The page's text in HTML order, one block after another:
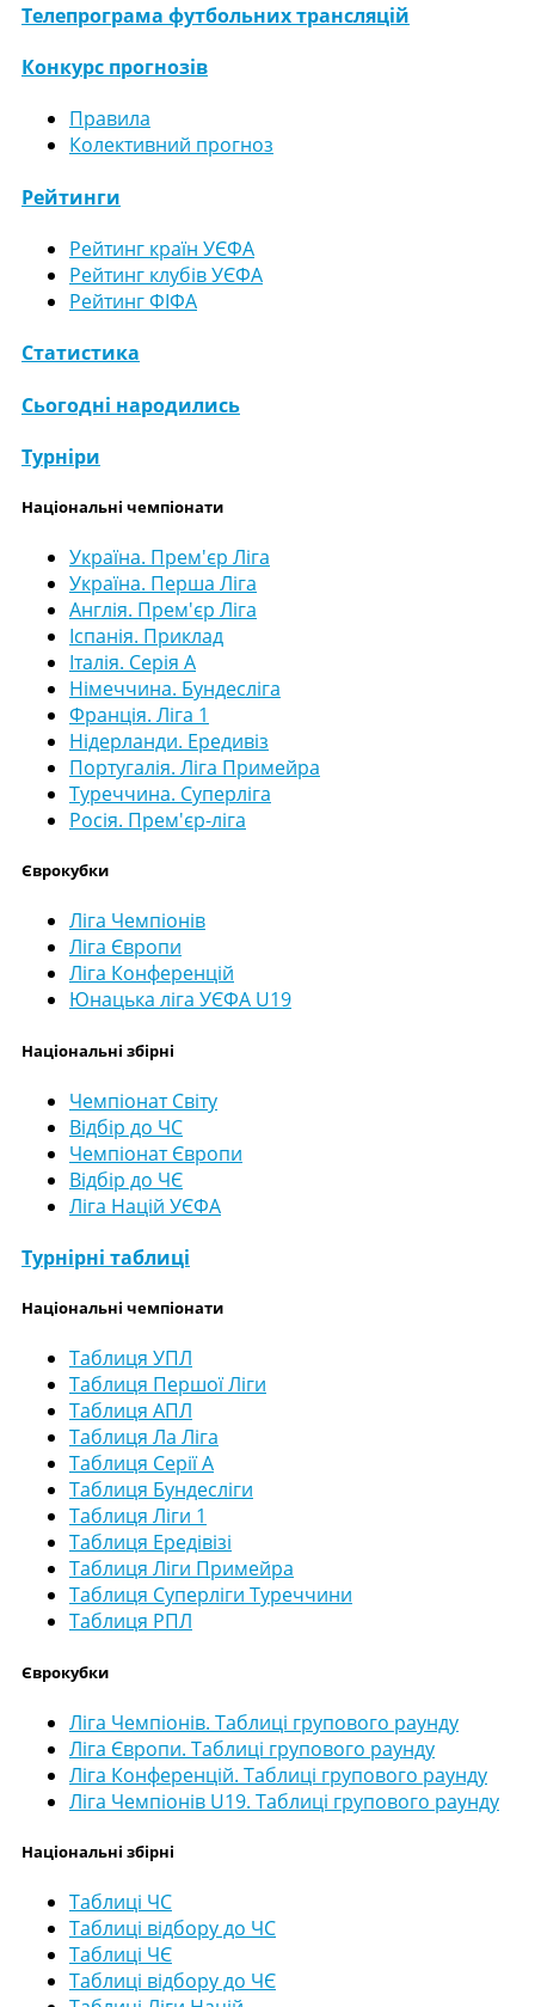
Телепрограма футбольних трансляцій
Конкурс прогнозів
Правила
Колективний прогноз
Рейтинги
Рейтинг країн УЄФА
Рейтинг клубів УЄФА
Рейтинг ФІФА
Статистика
Сьогодні народились
Турніри
Національні чемпіонати
Україна. Прем'єр Ліга
Україна. Перша Ліга
Англія. Прем'єр Ліга
Іспанія. Приклад
Італія. Серія А
Німеччина. Бундесліга
Франція. Ліга 1
Нідерланди. Ередивіз
Португалія. Ліга Примейра
Туреччина. Суперліга
Росія. Прем'єр-ліга
Єврокубки
Ліга Чемпіонів
Ліга Європи
Ліга Конференцій
Юнацька ліга УЄФА U19
Національні збірні
Чемпіонат Світу
Відбір до ЧС
Чемпіонат Європи
Відбір до ЧЄ
Ліга Націй УЄФА
Турнірні таблиці
Національні чемпіонати
Таблиця УПЛ
Таблиця Першої Ліги
Таблиця АПЛ
Таблиця Ла Ліга
Таблиця Серії А
Таблиця Бундесліги
Таблиця Ліги 1
Таблиця Ередівізі
Таблиця Ліги Примейра
Таблиця Суперліги Туреччини
Таблиця РПЛ
Єврокубки
Ліга Чемпіонів. Таблиці групового раунду
Ліга Європи. Таблиці групового раунду
Ліга Конференцій. Таблиці групового раунду
Ліга Чемпіонів U19. Таблиці групового раунду
Національні збірні
Таблиці ЧС
Таблиці відбору до ЧС
Таблиці ЧЄ
Таблиці відбору до ЧЄ